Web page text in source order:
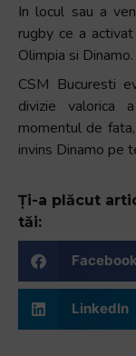
This
shortcut
activates
the
screen
help
you
navigate
and
interact
with
In locul sau a
rugby ce a
Olimpia si Dinamo.
CSM Bucuresti
divizie valorica
momentul de
invins Dinamo pe
Ți-a plăcut
tăi:
Facebook
LinkedIn